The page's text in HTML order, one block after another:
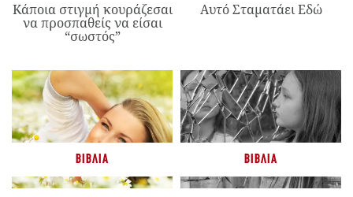
Κάποια στιγμή κουράζεσαι
να προσπαθείς να είσαι
“σωστός”
Αυτό Σταματάει Εδώ
ΒΙΒΛΊΑ ΒΙΒΛΊΑ